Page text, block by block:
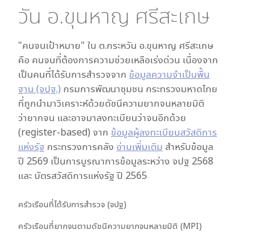
วัน อ.ขุนหาญ ศรีสะเกษ
"คนจนเป้าหมาย" ใน ต.กระหวัน อ.ขุนหาญ ศรีสะเกษ
คือ คนจนที่ต้องการความช่วยเหลือเร่งด่วน เนื่องจาก
เป็นคนที่ได้รับการสำรวจจาก ข้อมูลความจำเป็นพื้น
ฐาน (จปฐ.) กรมการพัฒนาชุมชน กระทรวงมหาดไทย
ที่ถูกนำมาวิเคราะห์ด้วยดัชนีความยากจนหลายมิติ
ว่ายากจน และอาจมาลงทะเบียนว่าจนอีกด้วย
(register-based) จาก ข้อมูลผู้ลงทะเบียนสวัสดิการ
แห่งรัฐ กระทรวงการคลัง อ่านเพิ่มเติม สำหรับข้อมูล
ปี 2569 เป็นการบูรณาการข้อมูลระหว่าง จปฐ 2568
และ บัตรสวัสดิการแห่งรัฐ ปี 2565
ครัวเรือนที่ได้รับการสำรวจ (จปฐ)
ครัวเรือนที่ยากจนตามดัชนีความยากจนหลายมิติ (MPI)